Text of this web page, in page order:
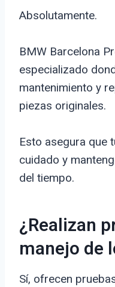
Absolutamente.
BMW Barcelona
especializado
mantenimiento y
piezas originales.
Esto asegura que
cuidado y
del tiempo.
¿Realizan
manejo de
Sí, ofrecen